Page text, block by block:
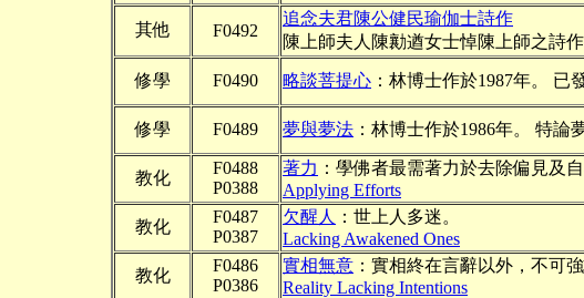
其他 F0492
追念夫君陳公健民瑜伽士詩作
陳上師夫人陳勷遒女士悼陳上師之詩作
修學 F0490 略談菩提心 ：林博士作於1987年。
修學 F0489 夢與夢法 ：林博士作於1986年。 特論
教化
F0488
P0388
著力 ：學佛者最需著力於去除偏見及自
Applying Efforts
教化
F0487
P0387
欠醒人
：世上人多迷。
Lacking Awakened Ones
教化
F0486
P0386
實相無意 ：實相終在言辭以外，不可
Reality Lacking Intentions